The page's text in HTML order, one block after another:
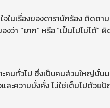
นเรื่องของดารานักร้อง ติดตาม
ว่า “ยาก” หรือ “เป็นไปไม่ได้”
คนทั่วไป ซึ่งเป็นคนส่วนใหญ่นั้
ละความมั่งคั่ง ไม่ใช่เต็มไปด้วย